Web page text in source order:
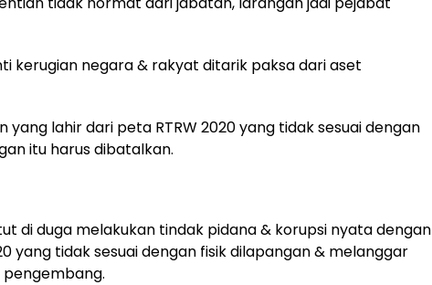
kerugian negara & rakyat ditarik paksa dari aset
yang lahir dari peta RTRW 2020 yang tidak sesuai dengan
itu harus dibatalkan.
di duga melakukan tindak pidana & korupsi nyata dengan
yang tidak sesuai dengan fisik dilapangan & melanggar